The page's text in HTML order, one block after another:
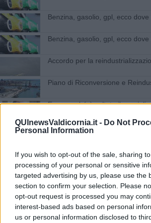
QUInewsValdicornia.it - Do Not
Personal Information
If you wish to opt-out of the sale, sharing
processing of your personal or sensitive
targeted advertising by us, please use the
section to confirm your selection. Please
opt-out request is processed you may
interest-based ads based on personal
us or personal information disclosed to
​Benzina, gasolio, gpl, ecco
​Benzina, gasolio, gpl, ecco
Accordo per la
Piano di Riconversione e
Ecco perché è saltato il
"Andiamo a Roma in massa"
Aperto il distributore low-cost
Indotto e centrali, doppio
Arrivano 20 milioni per le grandi